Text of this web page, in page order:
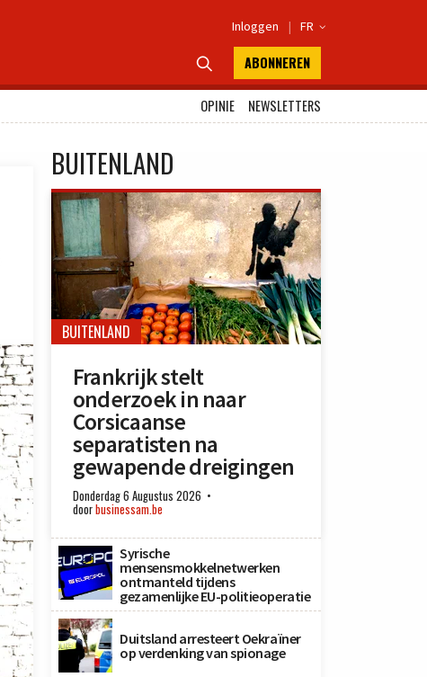
Inloggen | FR 
 ABONNEREN
OPINIE
NEWSLETTERS
BUITENLAND
BUITENLAND
Frankrijk stelt
onderzoek in naar
Corsicaanse
separatisten na
gewapende dreigingen
Donderdag 6 Augustus 2026
doorbusinessam.be
Syrische
mensensmokkelnetwerken
ontmanteld tijdens
gezamenlijke EU-politieoperatie
Duitsland arresteert Oekraïner
op verdenking van spionage